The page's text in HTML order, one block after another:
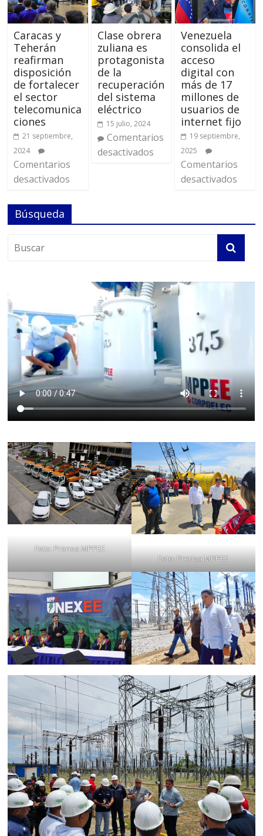
Caracas y
Teherán
reafirman
disposición
de fortalecer
el sector
telecomunica
ciones
21 septiembre,
2024
Comentarios
desactivados
Clase obrera
zuliana es
protagonista
de la
recuperación
del sistema
eléctrico
15 julio, 2024
Comentarios
desactivados
Venezuela
consolida el
acceso
digital con
más de 17
millones de
usuarios de
internet fijo
19 septiembre,
2025
Comentarios
desactivados
Búsqueda
Foto: Prensa MPPEE
Foto: Prensa MPPEE